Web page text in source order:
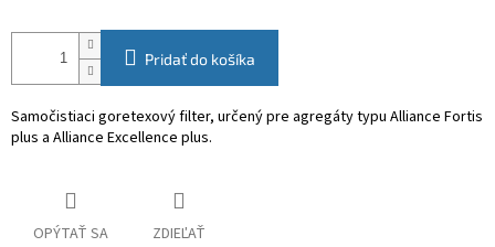
Pridať do košíka
Samočistiaci goretexový filter, určený pre agregáty typu Alliance Fortis
plus a Alliance Excellence plus.
OPÝTAŤ SA ZDIEĽAŤ